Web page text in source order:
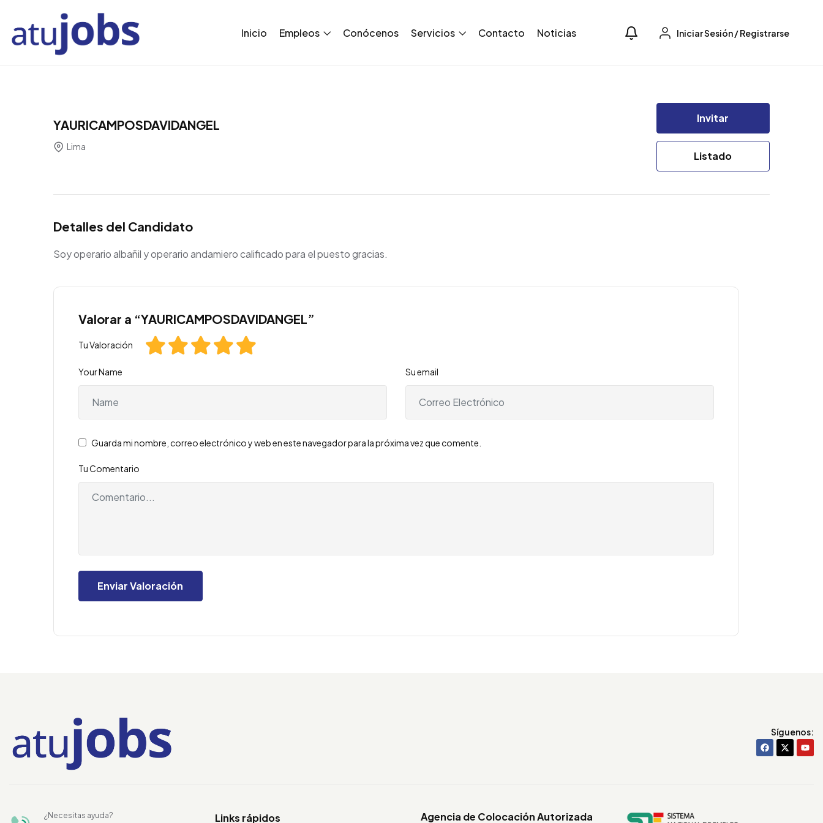
Inicio Empleos Conócenos Servicios Contacto Noticias Iniciar Sesión/Registrarse
YAURICAMPOSDAVIDANGEL
Lima
Invitar
Listado
Detalles del Candidato
Soy operario albañil y operario andamiero calificado para el puesto gracias.
Valorar a “YAURICAMPOSDAVIDANGEL”
Tu Valoración
Your Name Su email
Guarda mi nombre, correo electrónico y web en este navegador para la próxima vez que comente.
Tu Comentario
Síguenos:
¿Necesitas ayuda? Links rápidos Agencia de Colocación Autorizada